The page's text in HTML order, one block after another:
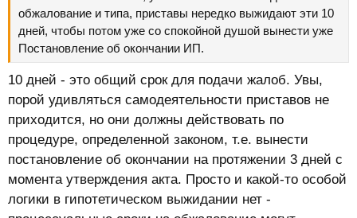
обжалование и типа, приставы нередко выжидают эти 10
дней, чтобы потом уже со спокойной душой вынести уже
Постановление об окончании ИП.
10 дней - это общий срок для подачи жалоб. Увы,
порой удивляться самодеятельности приставов не
приходится, но они должны действовать по
процедуре, определенной законом, т.е. вынести
постановление об окончании на протяжении 3 дней с
момента утверждения акта. Просто и какой-то особой
логики в гипотетическом выжидании нет -